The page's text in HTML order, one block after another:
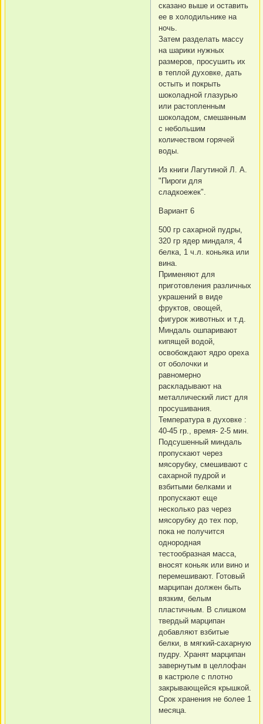
сказано выше и оставить
ее в холодильнике на
ночь.
Затем разделать массу
на шарики нужных
размеров, просушить их
в теплой духовке, дать
остыть и покрыть
шоколадной глазурью
или растопленным
шоколадом, смешанным
с небольшим
количеством горячей
воды.
Из книги Лагутиной Л. А.
"Пироги для
сладкоежек".
Вариант 6
500 гр сахарной пудры,
320 гр ядер миндаля, 4
белка, 1 ч.л. коньяка или
вина.
Применяют для
приготовления различных
украшений в виде
фруктов, овощей,
фигурок животных и т.д.
Миндаль ошпаривают
кипящей водой,
освобождают ядро ореха
от оболочки и
равномерно
раскладывают на
металлический лист для
просушивания.
Температура в духовке :
40-45 гр., время- 2-5 мин.
Подсушенный миндаль
пропускают через
мясорубку, смешивают с
сахарной пудрой и
взбитыми белками и
пропускают еще
несколько раз через
мясорубку до тех пор,
пока не получится
однородная
тестообразная масса,
вносят коньяк или вино и
перемешивают. Готовый
марципан должен быть
вязким, белым
пластичным. В слишком
твердый марципан
добавляют взбитые
белки, в мягкий-сахарную
пудру. Хранят марципан
завернутым в целлофан
в кастрюле с плотно
закрывающейся крышкой.
Срок хранения не более 1
месяца.